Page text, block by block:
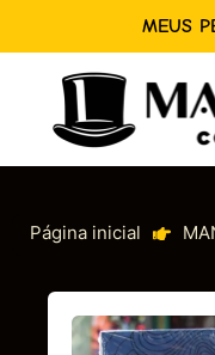
MEUS
Página inicial